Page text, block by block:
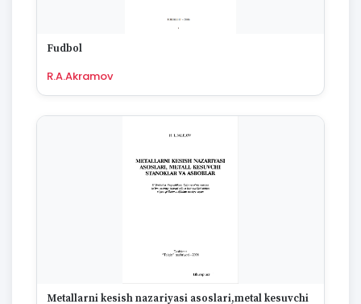
Fudbol
R.A.Akramov
Metallarni kesish nazariyasi asoslari,metal kesuvchi